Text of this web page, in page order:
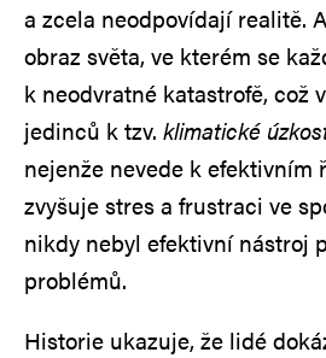
a zcela neodpovídají realitě.
obraz světa, ve kterém se
k neodvratné katastrofě, což
jedinců k tzv. klimatické
nejenže nevede k efektivním
zvyšuje stres a frustraci ve
nikdy nebyl efektivní nástroj
problémů.
Historie ukazuje, že lidé